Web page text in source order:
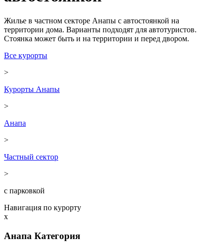
Жилье в частном секторе Анапы с автостоянкой на
территории дома. Варианты подходят для автотуристов.
Стоянка может быть и на территории и перед двором.
Все курорты
>
Курорты Анапы
>
Анапа
>
Частный сектор
>
с парковкой
Навигация по курорту
x
Анапа Категория